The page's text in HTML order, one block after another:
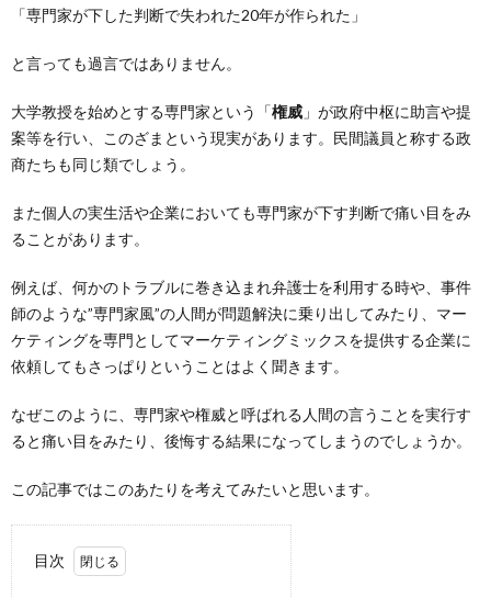
「専門家が下した判断で失われた20年が作られた」
と言っても過言ではありません。
大学教授を始めとする専門家という「権威 」が政府中枢に助言や提
案等を行い、このざまという現実があります。民間議員と称する政
商たちも同じ類でしょう。
また個人の実生活や企業においても専門家が下す判断で痛い目をみ
ることがあります。
例えば、何かのトラブルに巻き込まれ弁護士を利用する時や、事件
師のような”専門家風”の人間が問題解決に乗り出してみたり、マー
ケティングを専門としてマーケティングミックスを提供する企業に
依頼してもさっぱりということはよく聞きます。
なぜこのように、専門家や権威と呼ばれる人間の言うことを実行す
ると痛い目をみたり、後悔する結果になってしまうのでしょうか。
この記事ではこのあたりを考えてみたいと思います。
目次